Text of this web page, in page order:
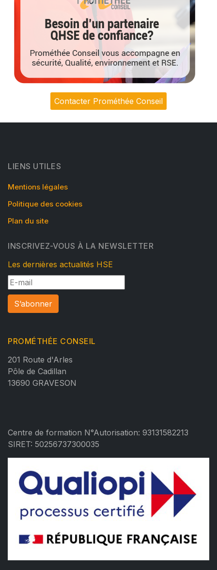
Contacter Prométhée Conseil
LIENS UTILES
Mentions légales
Politique des cookies
Plan du site
INSCRIVEZ-VOUS À LA NEWSLETTER
Les dernières actualités HSE
S’abonner
PROMÉTHÉE CONSEIL
201 Route d'Arles
Pôle de Cadillan
13690 GRAVESON
Centre de formation N°Autorisation: 93131582213
SIRET: 50256737300035